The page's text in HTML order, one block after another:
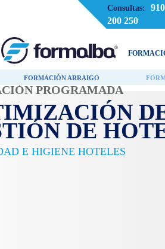
Consultas:
910
200 250
FORMACIÓN ARRAIGO
PROGRAMADA
DE
E HIGIENE HOTELES